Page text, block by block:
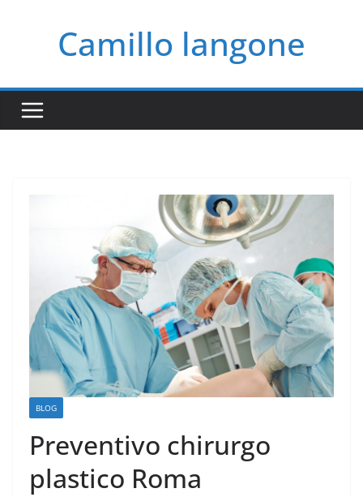
contenutoCamillo langone
BLOG
Preventivo chirurgo
plastico Roma